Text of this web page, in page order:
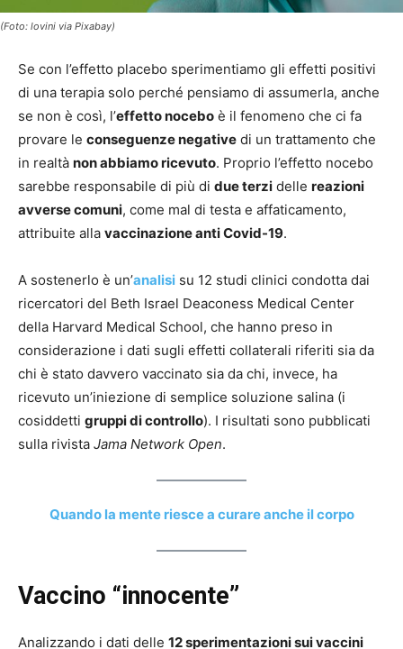
(Foto: lovini via Pixabay)
Se con l’effetto placebo sperimentiamo gli effetti positivi
di una terapia solo perché pensiamo di assumerla, anche
se non è così, l’effetto nocebo è il fenomeno che ci fa
provare le conseguenze negative di un trattamento che
in realtà non abbiamo ricevuto. Proprio l’effetto nocebo
sarebbe responsabile di più di due terzi delle reazioni
avverse comuni, come mal di testa e affaticamento,
attribuite alla vaccinazione anti Covid-19.
A sostenerlo è un’analisi su 12 studi clinici condotta dai
ricercatori del Beth Israel Deaconess Medical Center
della Harvard Medical School, che hanno preso in
considerazione i dati sugli effetti collaterali riferiti sia da
chi è stato davvero vaccinato sia da chi, invece, ha
ricevuto un’iniezione di semplice soluzione salina (i
cosiddetti gruppi di controllo). I risultati sono pubblicati
sulla rivista Jama Network Open.
Quando la mente riesce a curare anche il corpo
Vaccino “innocente”
Analizzando i dati delle 12 sperimentazioni sui vaccini